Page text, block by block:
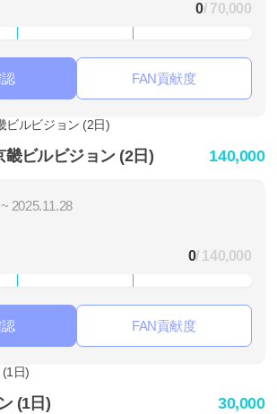
0/ 70,000
FAN貢献度
畿ビルビジョン (2日) 140,000
2025.11.28
0/ 140,000
FAN貢献度
(1日) 30,000